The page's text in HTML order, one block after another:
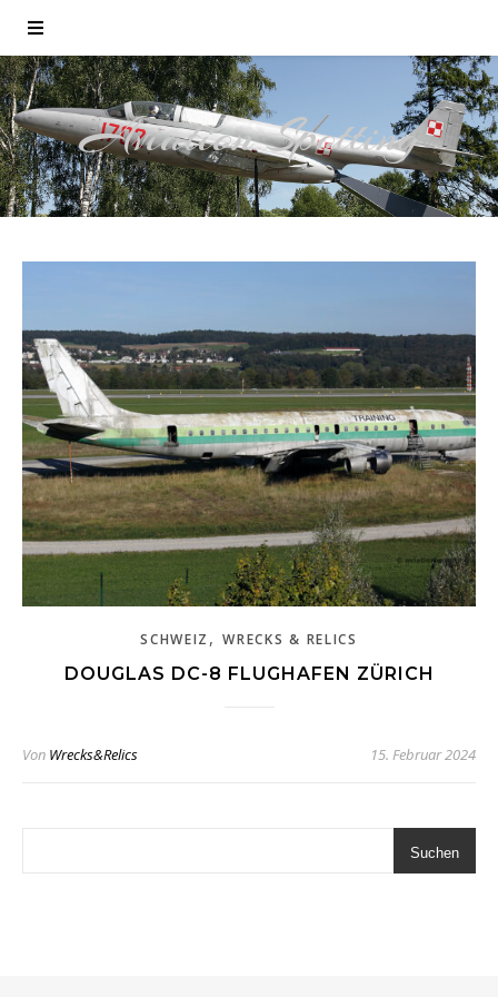
Aviation Spotting
SCHWEIZ ,WRECKS & RELICS
DOUGLAS DC-8 FLUGHAFEN ZÜRICH
Von Wrecks&Relics 15. Februar 2024
Suchen